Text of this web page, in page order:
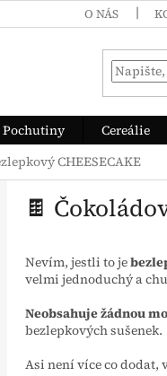
O NÁS
Pochutiny Cereálie
CHEESECAKE
🍫
Nevím, jestli to je
velmi jednoduchý a
Neobsahuje žádnou
bezlepkových sušenek.
Asi není více co dodat,